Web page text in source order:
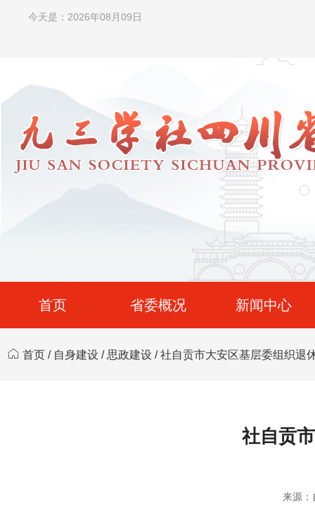
今天是：2026年08月09日
首页 省委概况 新闻中心
首页 / 自身建设 / 思政建设 / 社自贡市大安区基层委组织退
社自贡
来源：